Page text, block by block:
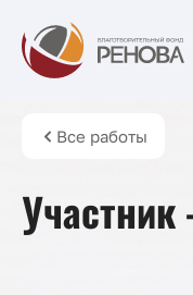
Все работы